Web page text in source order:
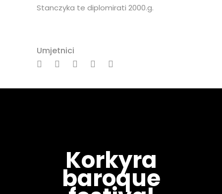
Stanczyka te diplomirati 2000.g.
Umjetnici
Korkyra
baroque